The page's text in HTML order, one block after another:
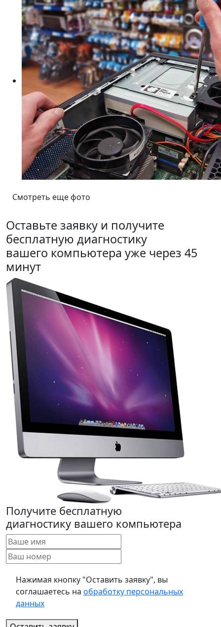
Смотреть еще фото
Оставьте заявку и получите
бесплатную диагностику
вашего компьютера уже через 45
минут
Получите бесплатную
диагностику вашего компьютера
Нажимая кнопку "Оставить заявку", вы
соглашаетесь на обработку персональных
данных